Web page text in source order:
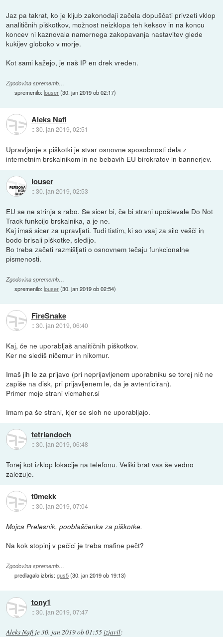
Jaz pa takrat, ko je kljub zakonodaji začela dopuščati privzeti vklop
analitičnih piškotkov, možnost neizklopa teh keksov in na koncu
koncev ni kaznovala namernega zakopavanja nastavitev glede
kukijev globoko v morje.
Kot sami kažejo, je naš IP en drek vreden.
Zgodovina sprememb…
spremenilo:louser(30. jan 2019 ob 02:17)
Aleks Nafi
::30. jan 2019, 02:51
Upravljanje s piškotki je stvar osnovne sposobnosti dela z
internetnim brskalnikom in ne bebavih EU birokratov in bannerjev.
louser
::30. jan 2019, 02:53
EU se ne strinja s rabo. Se sicer bi, če bi strani upoštevale Do Not
Track funkcijo brskalnika, a je ne.
Kaj imaš sicer za upravljati. Tudi tistim, ki so vsaj za silo vešči in
bodo brisali piškotke, sledijo.
Bo treba začeti razmišljati o osnovnem tečaju funkcionalne
pismenosti.
Zgodovina sprememb…
spremenilo:louser(30. jan 2019 ob 02:54)
FireSnake
::30. jan 2019, 06:40
Kaj, če ne uporabljaš analitičnih piškotkov.
Ker ne slediš ničemur in nikomur.
Imaš jih le za prijavo (pri neprijavljenem uporabniku se torej nič ne
zapiše na disk, pri prijavljenem le, da je avtenticiran).
Primer moje strani vicmaher.si
Imam pa še strani, kjer se sloh ne uporabljajo.
tetriandoch
::30. jan 2019, 06:48
Torej kot izklop lokacije na telefonu. Veliki brat vas še vedno
zalezuje.
t0mekk
::30. jan 2019, 07:04
Mojca Prelesnik, pooblaščenka za piškotke.
Na kok stopinj v pečici je treba mafine pečt?
Zgodovina sprememb…
predlagalo izbris:gus5(30. jan 2019 ob 19:13)
tony1
::30. jan 2019, 07:47
Aleks Nafi je30. jan 2019 ob 01:55izjavil: